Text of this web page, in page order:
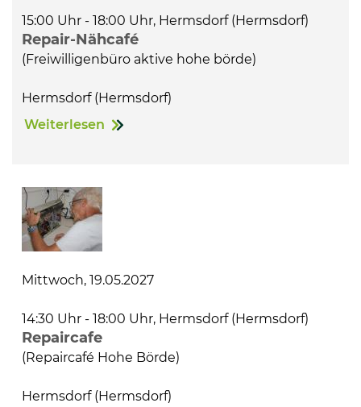
15:00 Uhr - 18:00 Uhr, Hermsdorf (Hermsdorf)
Repair-Nähcafé
(Freiwilligenbüro aktive hohe börde)
Hermsdorf (Hermsdorf)
Weiterlesen
Mittwoch, 19.05.2027
14:30 Uhr - 18:00 Uhr, Hermsdorf (Hermsdorf)
Repaircafe
(Repaircafé Hohe Börde)
Hermsdorf (Hermsdorf)